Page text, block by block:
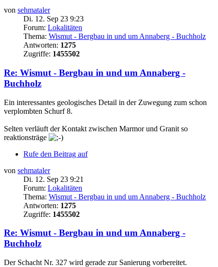
von sehmataler
Di. 12. Sep 23 9:23
Forum: Lokalitäten
Thema: Wismut - Bergbau in und um Annaberg - Buchholz
Antworten: 1275
Zugriffe: 1455502
Re: Wismut - Bergbau in und um Annaberg -
Buchholz
Ein interessantes geologisches Detail in der Zuwegung zum schon
verplombten Schurf 8.
Selten verläuft der Kontakt zwischen Marmor und Granit so
reaktionsträge
Rufe den Beitrag auf
von sehmataler
Di. 12. Sep 23 9:21
Forum: Lokalitäten
Thema: Wismut - Bergbau in und um Annaberg - Buchholz
Antworten: 1275
Zugriffe: 1455502
Re: Wismut - Bergbau in und um Annaberg -
Buchholz
Der Schacht Nr. 327 wird gerade zur Sanierung vorbereitet.